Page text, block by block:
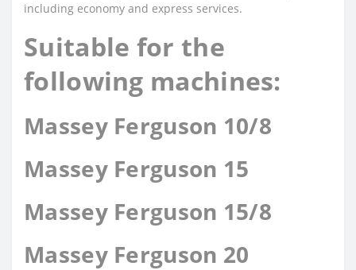
including economy and express services.
Suitable for the
following machines:
Massey Ferguson 10/8
Massey Ferguson 15
Massey Ferguson 15/8
Massey Ferguson 20